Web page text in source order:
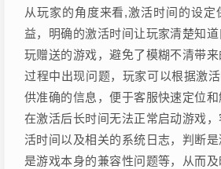
从玩家的角度来看,激活时间的设定
益，明确的激活时间让玩家清楚知
玩赠送的游戏，避免了模糊不清带
过程中出现问题，玩家可以根据激
供准确的信息，便于客服快速定位
在激活后长时间无法正常启动游戏
活时间以及相关的系统日志，判断
是游戏本身的兼容性问题等，从而